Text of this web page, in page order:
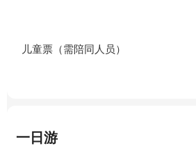
儿童票（需陪同人员）
一日游